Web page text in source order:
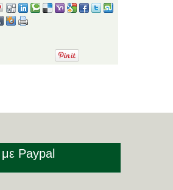
Paypal